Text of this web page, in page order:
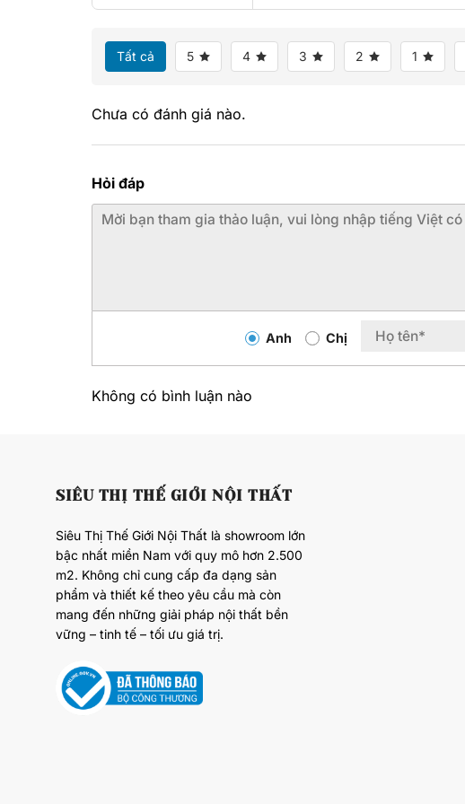
Tất cả 5 4 3 2 1
Chưa có đánh giá nào.
Hỏi đáp
Anh Chị
Không có bình luận nào
SIÊU THỊ THẾ GIỚI NỘI THẤT
Siêu Thị Thế Giới Nội Thất là showroom lớn
bậc nhất miền Nam với quy mô hơn 2.500
m2. Không chỉ cung cấp đa dạng sản
phẩm và thiết kế theo yêu cầu mà còn
mang đến những giải pháp nội thất bền
vững – tinh tế – tối ưu giá trị.